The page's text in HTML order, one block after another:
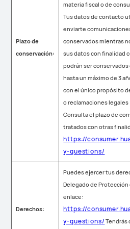
Plazo de
conservación:
materia fiscal o de
Tus datos de contacto
enviarte
conservados mientras
sus datos con finalidad
podrán ser
hasta un máximo de 3
con el único propósito
o reclamaciones legales
Consulta el plazo de
tratados con otras
https://
y-questions/
Derechos:
Puedes ejercer tus
Delegado de
enlace:
https://
y-questions/ Tendrás